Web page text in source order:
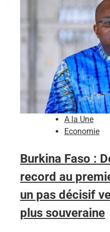
A la Une
Economie
Burkina Faso :
record au
un pas décisif
plus souveraine